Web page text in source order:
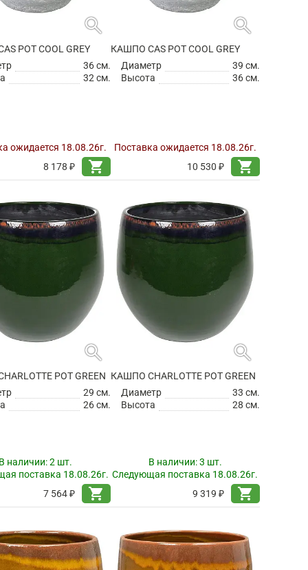
search
POT COOL GREY
36 см.
32 см.
ожидается 18.08.26г.
8 178 ₽
shopping_cart
search
КАШПО CAS POT COOL GREY
Диаметр
39 см.
Высота
36 см.
Поставка ожидается 18.08.26г.
10 530 ₽
shopping_cart
search
POT GREEN
29 см.
26 см.
наличии:2 шт.
поставка 18.08.26г.
7 564 ₽
shopping_cart
search
КАШПО CHARLOTTE POT GREEN
Диаметр
33 см.
Высота
28 см.
В наличии:3 шт.
Следующая поставка 18.08.26г.
9 319 ₽
shopping_cart